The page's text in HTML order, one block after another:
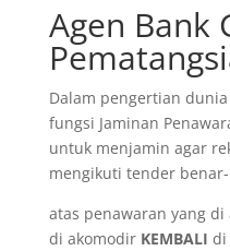
Agen Bank
Dalam pengertian
fungsi Jaminan
untuk menjamin agar
mengikuti tender
atas penawaran yang
di akomodir KEMBALI di